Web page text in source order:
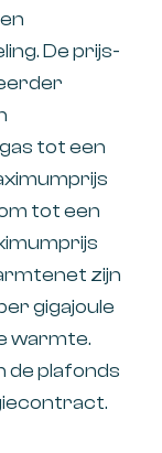
De prijs-
gas tot een
tot een
zijn
gigajoule
warmte.
de plafonds